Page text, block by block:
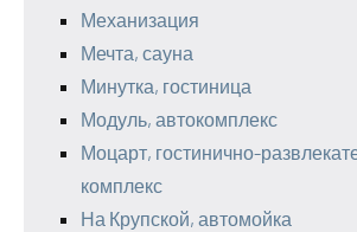
Механизация
Мечта, сауна
Минутка, гостиница
Модуль, автокомплекс
Моцарт, гостинично-
комплекс
На Крупской, автомойка